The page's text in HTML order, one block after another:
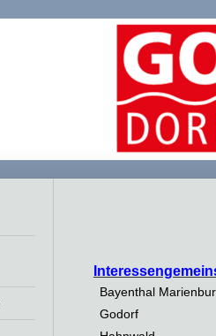
Bayenthal
Godorf